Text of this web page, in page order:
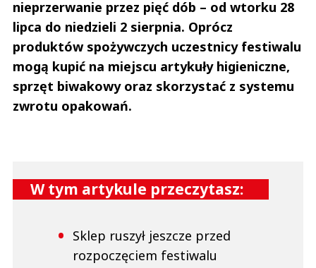
nieprzerwanie przez pięć dób – od wtorku 28
lipca do niedzieli 2 sierpnia. Oprócz
produktów spożywczych uczestnicy festiwalu
mogą kupić na miejscu artykuły higieniczne,
sprzęt biwakowy oraz skorzystać z systemu
zwrotu opakowań.
W tym artykule przeczytasz:
Sklep ruszył jeszcze przed
rozpoczęciem festiwalu